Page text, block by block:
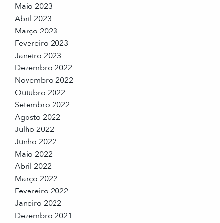
Maio 2023
Abril 2023
Março 2023
Fevereiro 2023
Janeiro 2023
Dezembro 2022
Novembro 2022
Outubro 2022
Setembro 2022
Agosto 2022
Julho 2022
Junho 2022
Maio 2022
Abril 2022
Março 2022
Fevereiro 2022
Janeiro 2022
Dezembro 2021